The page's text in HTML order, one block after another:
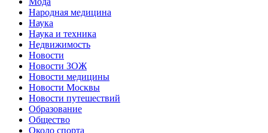
Народная медицина
Наука
Наука и техника
Недвижимость
Новости
Новости ЗОЖ
Новости медицины
Новости Москвы
Новости путешествий
Образование
Общество
Около спорта